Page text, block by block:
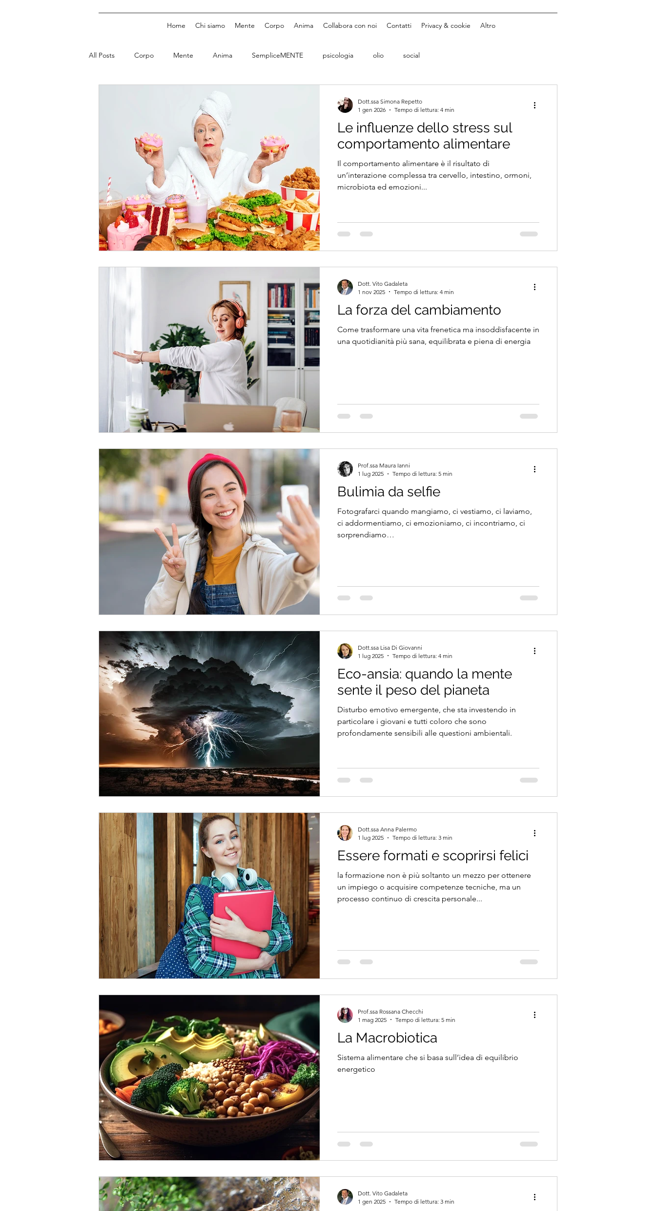
Home Chi siamo Mente Corpo Anima Collabora con noi Contatti Privacy & cookie Altro
All Posts Corpo Mente Anima SempliceMENTE psicologia olio social
Le influenze dello stress sul
comportamento alimentare
Il comportamento alimentare è il risultato di
un’interazione complessa tra cervello, intestino, ormoni,
microbiota ed emozioni...
Dott.ssa Simona Repetto
1 gen 2026
Tempo di lettura: 4 min
La forza del cambiamento
Come trasformare una vita frenetica ma insoddisfacente in
una quotidianità più sana, equilibrata e piena di energia
Dott. Vito Gadaleta
1 nov 2025
Tempo di lettura: 4 min
Bulimia da selfie
Fotografarci quando mangiamo, ci vestiamo, ci laviamo,
ci addormentiamo, ci emozioniamo, ci incontriamo, ci
sorprendiamo…
Prof.ssa Maura Ianni
1 lug 2025
Tempo di lettura: 5 min
Eco-ansia: quando la mente
sente il peso del pianeta
Disturbo emotivo emergente, che sta investendo in
particolare i giovani e tutti coloro che sono
profondamente sensibili alle questioni ambientali.
Dott.ssa Lisa Di Giovanni
1 lug 2025
Tempo di lettura: 4 min
Essere formati e scoprirsi felici
la formazione non è più soltanto un mezzo per ottenere
un impiego o acquisire competenze tecniche, ma un
processo continuo di crescita personale...
Dott.ssa Anna Palermo
1 lug 2025
Tempo di lettura: 3 min
La Macrobiotica
Sistema alimentare che si basa sull’idea di equilibrio
energetico
Prof.ssa Rossana Checchi
1 mag 2025
Tempo di lettura: 5 min
Dott. Vito Gadaleta
1 gen 2025
Tempo di lettura: 3 min